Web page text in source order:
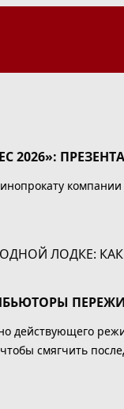
действующего
смягчить